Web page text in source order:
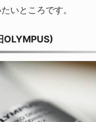
いところです。
OLYMPUS)